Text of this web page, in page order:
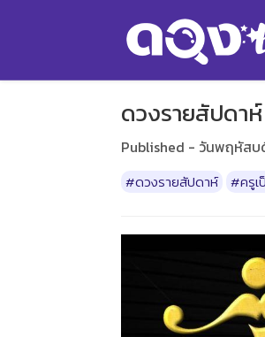
ดวงรายสัปดา
Published - วันพฤหัสบ
#ดวงรายสัปดาห์ #ครูเ